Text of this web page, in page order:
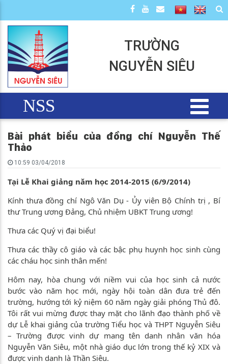
TRƯỜNG
NGUYỄN SIÊU
NSS
Bài phát biểu của đồng chí Nguyễn Thế
Thảo
10:59 03/04/2018
Tại Lễ Khai giảng năm học 2014-2015 (6/9/2014)
Kính thưa đồng chí Ngô Văn Dụ - Ủy viên Bộ Chính trị , Bí
thư Trung ương Đảng, Chủ nhiệm UBKT Trung ương!
Thưa các Quý vị đại biểu!
Thưa các thầy cô giáo và các bậc phụ huynh học sinh cùng
các cháu học sinh thân mến!
Hôm nay, hòa chung với niềm vui của học sinh cả nước
bước vào năm học mới, ngày hội toàn dân đưa trẻ đến
trường, hướng tới kỷ niệm 60 năm ngày giải phóng Thủ đô.
Tôi rất vui mừng được thay mặt cho lãnh đạo thành phố về
dự Lễ khai giảng của trường Tiểu học và THPT Nguyễn Siêu
– Trường được vinh dự mang tên danh nhân văn hóa
Nguyễn Văn Siêu, một nhà giáo dục lớn trong thế kỷ XIX và
được vinh danh là Thần Siêu.